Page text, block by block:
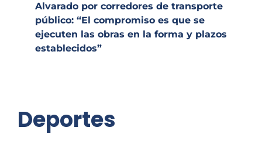
Alvarado por corredores de transporte
público: “El compromiso es que se
ejecuten las obras en la forma y plazos
establecidos”
Deportes